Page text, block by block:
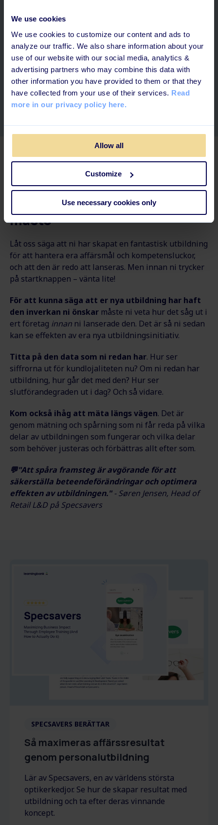
We use cookies
We use cookies to customize our content and ads to
analyze our traffic. We also share information about your
use of our website with our social media, analytics &
advertising partners who may combine this data with
other information you have provided to them or that they
have collected from your use of their services. Read
more in our privacy policy here.
Allow all
Customize
Use necessary cookies only
hjälpa erutveckla alla anställda
📌Tips för bättre kunskapsbevarande:
Se till att
dina anställda håller sig uppdaterade med
regelbundna uppdateringar av kunskapen och
automatisera återkommande utbildning. Detta är
viktigt för att hålla ert team kompetent och spelar
också en avgörande roll för att uppfylla compliance-
standarder, en viktig aspekt för alla branscher.
04
Mäta & följ upp
utbildningsinitiativ–ett
måste
Låt oss säga att ni har skapat en fantastisk utbildning
för att hantera era affärsmål och kompetensluckor,
och att den är redo att lanseras. Men innan ni trycker
på startknappen – vänta lite!
För att kunna säga att er nya utbildning har haft
den inverkan ni önskar måste ni veta hur det såg ut i
ert företag innan ni lanserade den. Det är så ni sedan
kan se effekten av era nya utbildningsinitiativ.
Titta på den data som ni redan har. Hur ser
siffrorna ut för kundlojaliteten nu? Om ni redan har
utbildning, hur går det med den? Hur ser
slutförandegraden ut i dag? Och så vidare.
Kom också ihåg att mäta längs vägen. Det är
genom mätning och spårning som ni får reda på vilka
delar av utbildningen som fungerar och vilka delar
som behöver justeras och förbättras allt efter som.
💬"Att spåra framsteg är avgörande för att
säkerställa beteendeförändringar och optimera
effekten av utbildningen." - Søren Jensen, Head of
Retail L&D på Specsavers
SPECSAVERS BERÄTTAR
Så maximeras affärssresultat
genom personalutbildning
Lär av Specsavers, en av världens största
optikerkedjor. Se hur de skapar resultat med
utbildning och ta efter deras vinnande
koncept.